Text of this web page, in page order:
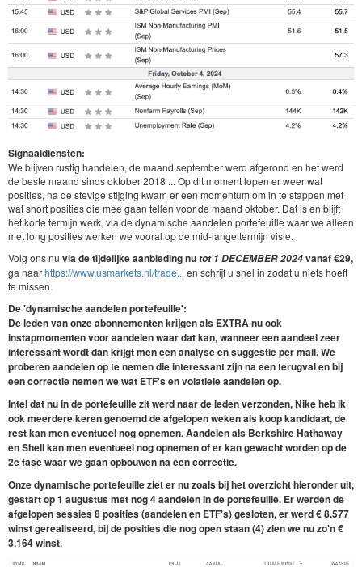
Signaaldiensten:
We blijven rustig handelen, de maand september werd afgerond en het werd
de beste maand sinds oktober 2018 ... Op dit moment lopen er weer wat
posities, na de stevige stijging kwam er een momentum om in te stappen met
wat short posities die mee gaan tellen voor de maand oktober. Dat is en blijft
het korte termijn werk, via de dynamische aandelen portefeuille waar we alleen
met long posities werken we vooral op de mid-lange termijn visie.
Volg ons nu via de tijdelijke aanbieding nutot1 DECEMBER2024vanaf €29,
ga naarhttps://www.usmarkets.nl/trade... en schrijf u snel in zodat u niets hoeft
te missen.
De 'dynamische aandelen portefeuille':
De leden van onze abonnementen krijgen als EXTRA nu ook
instapmomenten voor aandelen waar dat kan, wanneer een aandeel zeer
interessant wordt dan krijgt men een analyse en suggestie per mail. We
proberen aandelen op te nemen die interessant zijn na een terugval en bij
een correctie nemen we wat ETF's en volatiele aandelen op.
Intel dat nu in de portefeuille zit werd naar de leden verzonden, Nike heb ik
ook meerdere keren genoemd de afgelopen weken als koop kandidaat, de
rest kan men eventueel nog opnemen. Aandelen als Berkshire Hathaway
en Shell kan men eventueel nog opnemen of er kan gewacht worden op de
2e fase waar we gaan opbouwen na een correctie.
Onze dynamische portefeuille ziet er nu zoals bij het overzicht hieronder uit,
gestart op 1 augustus met nog 4aandelen in de portefeuille. Er werden de
afgelopen sessies 8 posities (aandelen en ETF's) gesloten, er werd € 8.577
winst gerealiseerd, bij de posities die nog open staan (4) zien we nu zo'n €
3.164 winst.